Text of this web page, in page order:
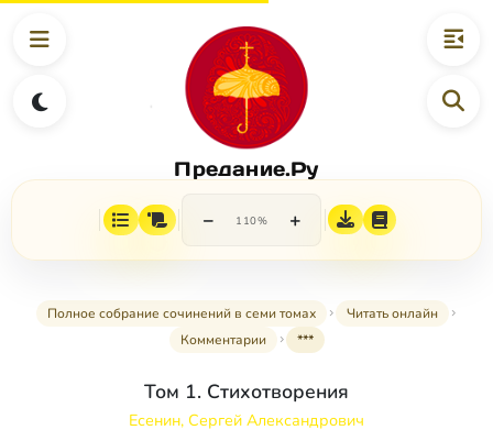
Предание.Ру
− 110% +
Полное собрание сочинений в семи томах
Читать онлайн
Комментарии
***
Том 1. Стихотворения
Есенин, Сергей Александрович